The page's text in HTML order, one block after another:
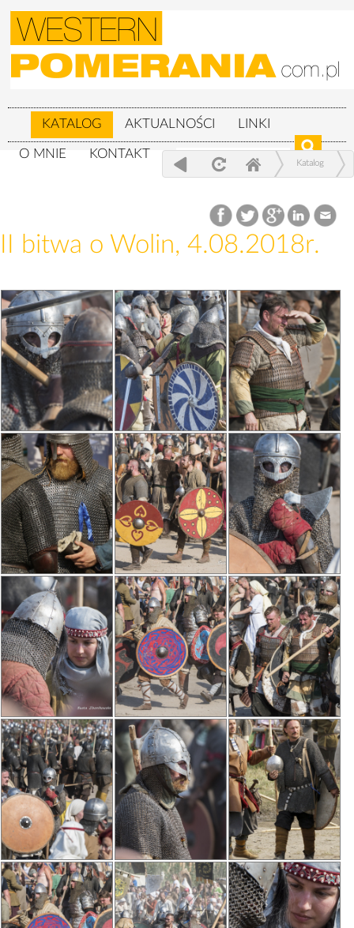
KATALOG AKTUALNOŚCI LINKI
O MNIE KONTAKT
Katalog
5.08.2018r.
II bitwa o Wolin, 4.08.2018r.
II bitwa o Wolin, 4.08.2018r.